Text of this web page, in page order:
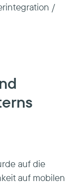
/
auf die
auf mobilen